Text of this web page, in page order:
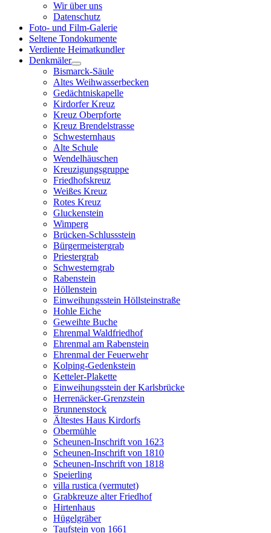
Wir über uns
Datenschutz
Foto- und Film-Galerie
Seltene Tondokumente
Verdiente Heimatkundler
Denkmäler
Bismarck-Säule
Altes Weihwasserbecken
Gedächtniskapelle
Kirdorfer Kreuz
Kreuz Oberpforte
Kreuz Brendelstrasse
Schwesternhaus
Alte Schule
Wendelhäuschen
Kreuzigungsgruppe
Friedhofskreuz
Weißes Kreuz
Rotes Kreuz
Gluckenstein
Wimperg
Brücken-Schlussstein
Bürgermeistergrab
Priestergrab
Schwesterngrab
Rabenstein
Höllenstein
Einweihungsstein Höllsteinstraße
Hohle Eiche
Geweihte Buche
Ehrenmal Waldfriedhof
Ehrenmal am Rabenstein
Ehrenmal der Feuerwehr
Kolping-Gedenkstein
Ketteler-Plakette
Einweihungsstein der Karlsbrücke
Herrenäcker-Grenzstein
Brunnenstock
Ältestes Haus Kirdorfs
Obermühle
Scheunen-Inschrift von 1623
Scheunen-Inschrift von 1810
Scheunen-Inschrift von 1818
Speierling
villa rustica (vermutet)
Grabkreuze alter Friedhof
Hirtenhaus
Hügelgräber
Taufstein von 1661